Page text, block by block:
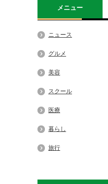
メニュー
ニュース
グルメ
美容
スクール
医療
暮らし
旅行